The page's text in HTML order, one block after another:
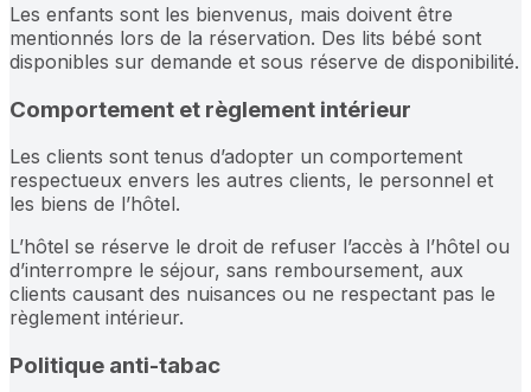
Les enfants sont les bienvenus, mais doivent être
mentionnés lors de la réservation. Des lits bébé sont
disponibles sur demande et sous réserve de disponibilité.
Comportement et règlement intérieur
Les clients sont tenus d’adopter un comportement
respectueux envers les autres clients, le personnel et
les biens de l’hôtel.
L’hôtel se réserve le droit de refuser l’accès à l’hôtel ou
d’interrompre le séjour, sans remboursement, aux
clients causant des nuisances ou ne respectant pas le
règlement intérieur.
Politique anti-tabac